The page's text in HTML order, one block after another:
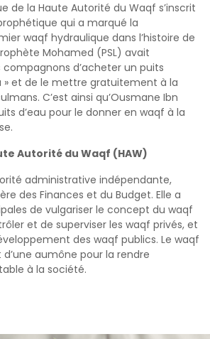
de la Haute Autorité du Waqf s’inscrit
qui a marqué la
waqf hydraulique dans l’histoire de
Mohamed (PSL) avait
d’acheter un puits
» et de le mettre gratuitement à la
C’est ainsi qu’Ousmane Ibn
d’eau pour le donner en waqf à la
Autorité du Waqf (HAW)
administrative indépendante,
des Finances et du Budget. Elle a
de vulgariser le concept du waqf
et de superviser les waqf privés, et
des waqf publics. Le waqf
aumône pour la rendre
à la société.